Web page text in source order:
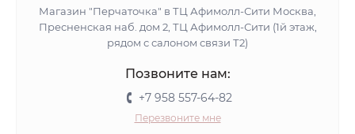
Магазин "Перчаточка" в ТЦ Афимолл-Сити Москва,
Пресненская наб. дом 2, ТЦ Афимолл-Сити (1й этаж,
рядом с салоном связи Т2)
Позвоните нам:
+7 958 557-64-82
Перезвоните мне